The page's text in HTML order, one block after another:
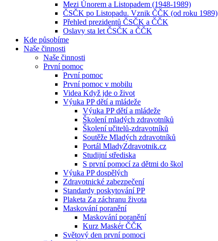
Mezi Únorem a Listopadem (1948-1989)
ČSČK po Listopadu. Vznik ČČK (od roku 1989)
Přehled prezidentů ČSČK a ČČK
Oslavy sta let ČSČK a ČČK
Kde působíme
Naše činnosti
Naše činnosti
První pomoc
První pomoc
První pomoc v mobilu
Videa Když jde o život
Výuka PP dětí a mládeže
Výuka PP dětí a mládeže
Školení mladých zdravotníků
Školení učitelů-zdravotníků
Soutěže Mladých zdravotníků
Portál MladyZdravotnik.cz
Studijní střediska
S první pomocí za dětmi do škol
Výuka PP dospělých
Zdravotnické zabezpečení
Standardy poskytování PP
Plaketa Za záchranu života
Maskování poranění
Maskování poranění
Kurz Maskér ČČK
Světový den první pomoci